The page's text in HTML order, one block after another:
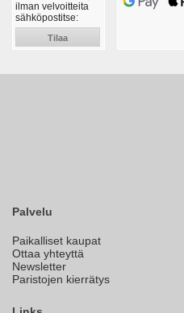
ilman velvoitteita
sähköpostitse:
Tilaa
Palvelu
Paikalliset kaupat
Ottaa yhteyttä
Newsletter
Paristojen kierrätys